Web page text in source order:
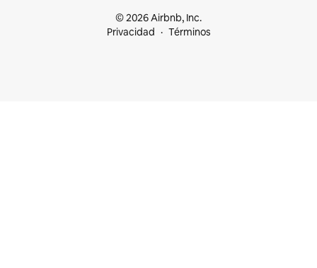
© 2026 Airbnb, Inc.
Privacidad
Términos